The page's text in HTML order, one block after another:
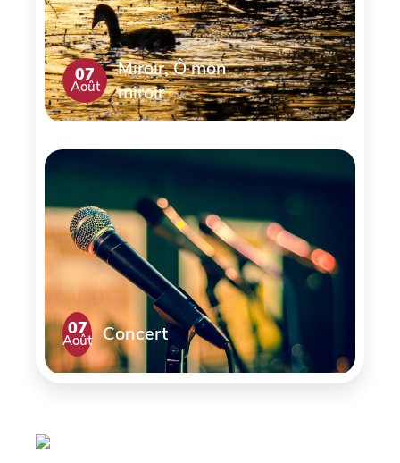
07
Août
Miroir, Ô mon
miroir
07
Août Concert